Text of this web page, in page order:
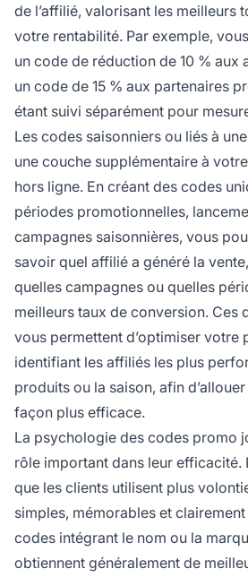
de l’affilié, valorisant les meilleurs
votre rentabilité. Par exemple,
un code de réduction de 10 % aux
un code de 15 % aux partenaires
étant suivi séparément pour
Les codes saisonniers ou liés à
une couche supplémentaire à
hors ligne. En créant des codes
périodes promotionnelles,
campagnes saisonnières, vous
savoir quel affilié a généré la
quelles campagnes ou quelles
meilleurs taux de conversion. Ces
vous permettent d’optimiser votre
identifiant les affiliés les plus
produits ou la saison, afin
façon plus efficace.
La psychologie des codes promo
rôle important dans leur efficacité.
que les clients utilisent plus
simples, mémorables et
codes intégrant le nom ou la
obtiennent généralement de